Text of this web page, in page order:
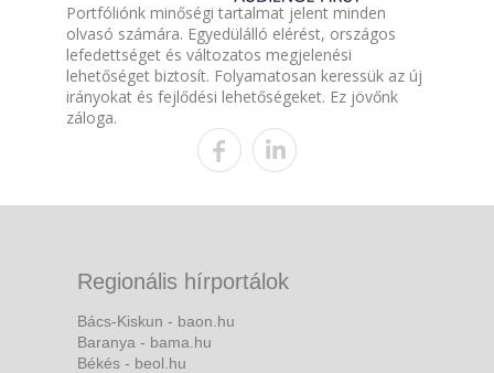
Portfóliónk minőségi tartalmat jelent minden
olvasó számára. Egyedülálló elérést, országos
lefedettséget és változatos megjelenési
lehetőséget biztosít. Folyamatosan keressük az új
irányokat és fejlődési lehetőségeket. Ez jövőnk
záloga.
Regionális hírportálok
Bács-Kiskun - baon.hu
Baranya - bama.hu
Békés - beol.hu